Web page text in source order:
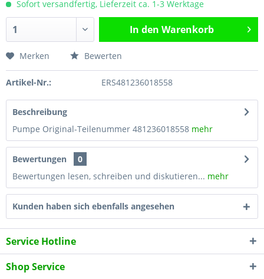
Sofort versandfertig, Lieferzeit ca. 1-3 Werktage
In den Warenkorb
Merken Bewerten
Artikel-Nr.: ERS481236018558
Beschreibung
Pumpe Original-Teilenummer 481236018558 mehr
Bewertungen
0
Bewertungen lesen, schreiben und diskutieren... mehr
Kunden haben sich ebenfalls angesehen
Service Hotline
Shop Service